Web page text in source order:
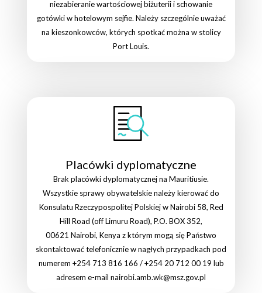
niezabieranie wartościowej biżuterii i schowanie
gotówki w hotelowym sejfie. Należy szczególnie uważać
na kieszonkowców, których spotkać można w stolicy
Port Louis.
Placówki dyplomatyczne
Brak placówki dyplomatycznej na Mauritiusie.
Wszystkie sprawy obywatelskie należy kierować do
Konsulatu Rzeczypospolitej Polskiej w Nairobi 58, Red
Hill Road (off Limuru Road), P.O. BOX 352,
00621 Nairobi, Kenya z którym mogą się Państwo
skontaktować telefonicznie w nagłych przypadkach pod
numerem +254 713 816 166 / +254 20 712 00 19 lub
adresem e-mail nairobi.amb.wk@msz.gov.pl